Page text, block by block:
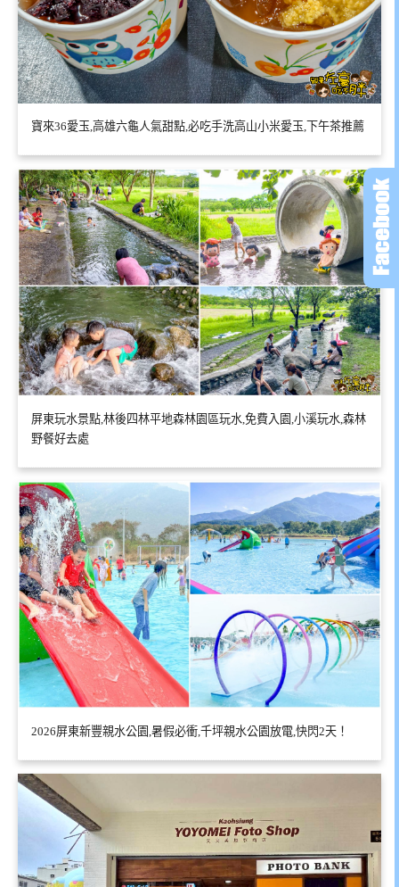
寶來36愛玉,高雄六龜人氣甜點,必吃手洗高山小米愛玉,下午茶推薦
屏東玩水景點,林後四林平地森林園區玩水,免費入園,小溪玩水,森林
野餐好去處
2026屏東新豐親水公園,暑假必衝,千坪親水公園放電,快閃2天！